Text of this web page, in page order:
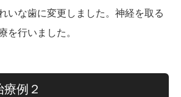
いな歯に変更しました。神経を取る
を行いました。
例２